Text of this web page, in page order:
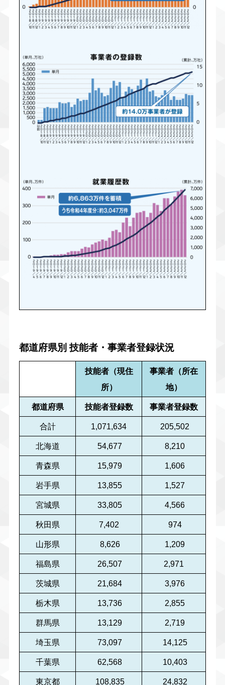
都道府県別 技能者・事業者登録状況
技能者（現住
所）
事業者（所在
地）
都道府県 技能者登録数 事業者登録数
合計 1,071,634 205,502
北海道 54,677 8,210
青森県 15,979 1,606
岩手県 13,855 1,527
宮城県 33,805 4,566
秋田県 7,402 974
山形県 8,626 1,209
福島県 26,507 2,971
茨城県 21,684 3,976
栃木県 13,736 2,855
群馬県 13,129 2,719
埼玉県 73,097 14,125
千葉県 62,568 10,403
東京都 108,835 24,832